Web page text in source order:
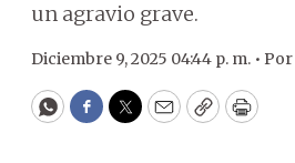
un agravio grave.
Diciembre 9, 2025 04:44 p. m. • Por
WhatsApp
Facebook
Twitter
EmailCopyPrint